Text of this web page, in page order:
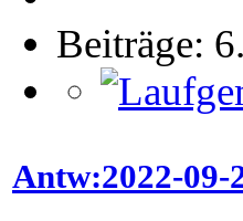
Beiträge:
Antw:2022-